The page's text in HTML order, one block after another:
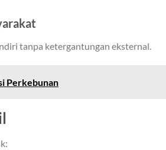
tanpa ketergantungan eksternal.
Perkebunan